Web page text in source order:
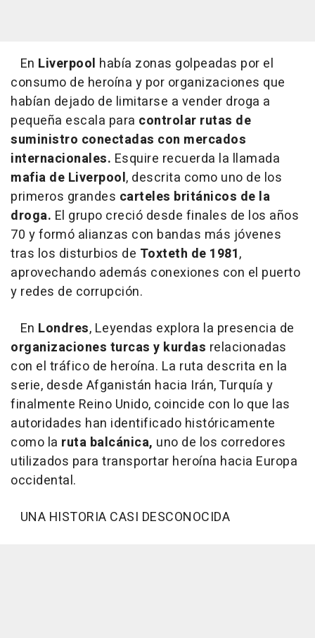
En Liverpool había zonas golpeadas por el
consumo de heroína y por organizaciones que
habían dejado de limitarse a vender droga a
pequeña escala para controlar rutas de
suministro conectadas con mercados
internacionales. Esquire recuerda la llamada
mafia de Liverpool, descrita como uno de los
primeros grandes carteles británicos de la
droga. El grupo creció desde finales de los años
70 y formó alianzas con bandas más jóvenes
tras los disturbios de Toxteth de 1981,
aprovechando además conexiones con el puerto
y redes de corrupción.
En Londres, Leyendas explora la presencia de
organizaciones turcas y kurdas relacionadas
con el tráfico de heroína. La ruta descrita en la
serie, desde Afganistán hacia Irán, Turquía y
finalmente Reino Unido, coincide con lo que las
autoridades han identificado históricamente
como la ruta balcánica, uno de los corredores
utilizados para transportar heroína hacia Europa
occidental.
UNA HISTORIA CASI DESCONOCIDA